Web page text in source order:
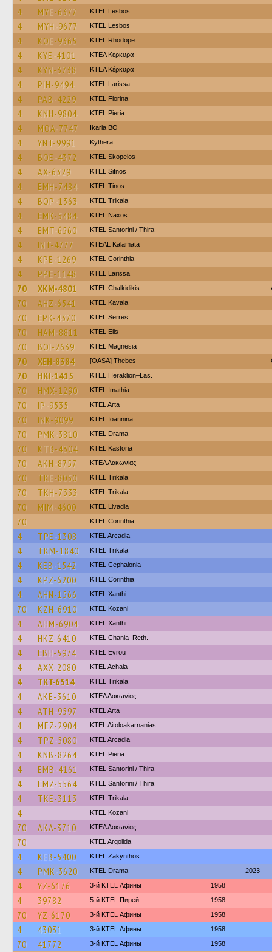
4
MYE-6377 KTEL Lesbos
4 MYH-9677 KTEL Lesbos
4 KOE-9365 KTEL Rhodope
4 KYE-4101 ΚΤΕΛ Κέρκυρα
4 KYN-3738 ΚΤΕΛ Κέρκυρα
4 PIH-9494 KTEL Larissa
4 PAB-4229 KTEL Florina
4 KNH-9804 KTEL Pieria
4 MOA-7747 Ikaria BO
4 YNT-9991 Kythera
4 BOE-4372 KTEL Skopelos
4 AX-6329 KTEL Sifnos
4 EMH-7484 KTEL Tinos
4 BOP-1363 ΚΤΕL Τrikala
4 EMK-5484 KTEL Naxos
4 EMT-6560 KTEL Santorini / Thira
4 INT-4777 KTEAL Kalamata
4 KPE-1269 KTEL Corinthia
4 PPE-1148 KTEL Larissa
70 XKM-4801 ΚΤΕL Chalkidikis
70 AHZ-6541 KTEL Kavala
70 EPK-4370 KTEL Serres
70 HAM-8811 KTEL Elis
70 BOI-2639 ΚΤΕL Magnesia
70 XEH-8384 [OASA] Thebes
70 HKI-1415 KTEL Heraklion–Las.
70 HMX-1290 KTEL Imathia
70 IP-9535 KTEL Arta
70 INK-9099 KTEL Ioannina
70 PMK-3810 KTEL Drama
70 KTB-4304 KTEL Kastoria
70 AKH-8757 ΚΤΕΛ Λακωνίας
70 TKE-8050 ΚΤΕL Τrikala
70 TKH-7333 ΚΤΕL Τrikala
70 MIM-4600 KTEL Livadia
70 KTEL Corinthia
4 TPE-1308 KTEL Arcadia
4 TKM-1840 ΚΤΕL Τrikala
4 KEB-1542 KTEL Cephalonia
4 KPZ-6200 KTEL Corinthia
4 AHN-1566 KTEL Xanthi
70 KZH-6910 ΚΤΕL Kozani
4 AHM-6904 KTEL Xanthi
4 HKZ-6410 KTEL Chania–Reth.
4 EBH-5974 KTEL Evrou
4 AXX-2080 KTEL Achaia
4 TKT-6514 ΚΤΕL Τrikala
4 AKE-3610 ΚΤΕΛ Λακωνίας
4 ATH-9597 KTEL Arta
4 MEZ-2904 KTEL Aitoloakarnanias
4 TPZ-5080 KTEL Arcadia
4 KNB-8264 KTEL Pieria
4 EMB-4161 KTEL Santorini / Thira
4 EMZ-5564 KTEL Santorini / Thira
4 TKE-3113 ΚΤΕL Τrikala
4 ΚΤΕL Kozani
70 AKA-3710 ΚΤΕΛ Λακωνίας
70 KTEL Argolida
4 KEB-5400 KTEL Zakynthos
4 PMK-3620 KTEL Drama 2023
4 YZ-6176 3-й KTEL Афины 1958
4 39782 5-й KTEL Пирей 1958
70 YZ-6170 3-й KTEL Афины 1958
4 43031 3-й KTEL Афины 1958
70 41772 3-й KTEL Афины 1958